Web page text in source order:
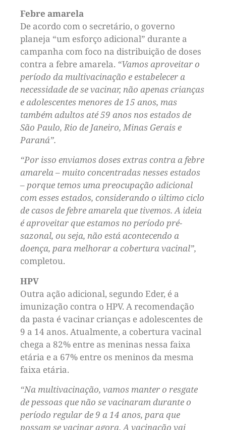
Febre amarela
De acordo com o secretário, o governo
planeja “um esforço adicional” durante a
campanha com foco na distribuição de doses
contra a febre amarela. “Vamos aproveitar o
período da multivacinação e estabelecer a
necessidade de se vacinar, não apenas crianças
e adolescentes menores de 15 anos, mas
também adultos até 59 anos nos estados de
São Paulo, Rio de Janeiro, Minas Gerais e
Paraná”.
“Por isso enviamos doses extras contra a febre
amarela – muito concentradas nesses estados
– porque temos uma preocupação adicional
com esses estados, considerando o último ciclo
de casos de febre amarela que tivemos. A ideia
é aproveitar que estamos no período pré-
sazonal, ou seja, não está acontecendo a
doença, para melhorar a cobertura vacinal”,
completou.
HPV
Outra ação adicional, segundo Eder, é a
imunização contra o HPV. A recomendação
da pasta é vacinar crianças e adolescentes de
9 a 14 anos. Atualmente, a cobertura vacinal
chega a 82% entre as meninas nessa faixa
etária e a 67% entre os meninos da mesma
faixa etária.
“Na multivacinação, vamos manter o resgate
de pessoas que não se vacinaram durante o
período regular de 9 a 14 anos, para que
possam se vacinar agora. A vacinação vai